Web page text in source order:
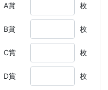
A賞 枚
B賞 枚
C賞 枚
D賞 枚